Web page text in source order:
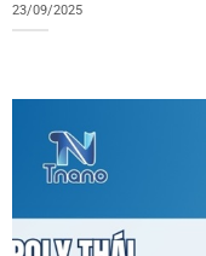
23/09/2025